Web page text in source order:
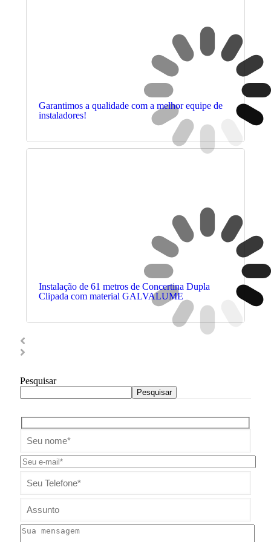
Garantimos a qualidade com a melhor equipe de
instaladores!
Instalação de 61 metros de Concertina Dupla
Clipada com material GALVALUME
Pesquisar
Pesquisar